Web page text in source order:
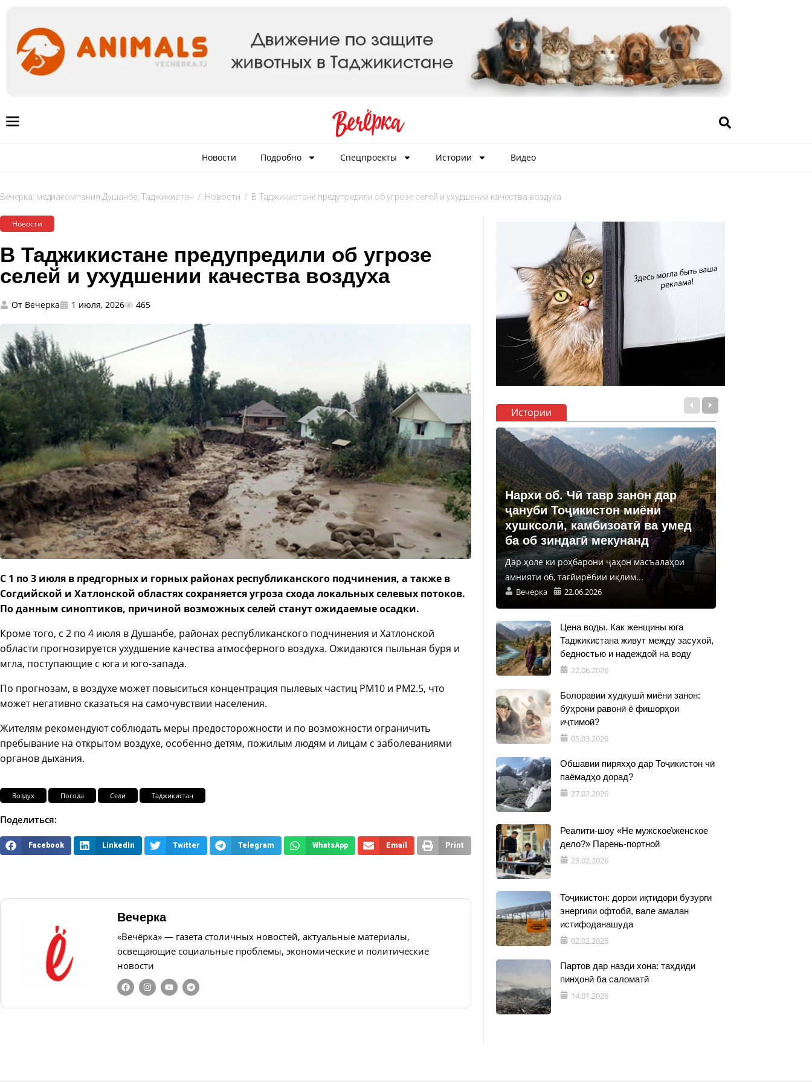
Новости Подробно Спецпроекты Истории Видео
Вечёрка: медиакомпания Душанбе, Таджикистан / Новости / В Таджикистане предупредили об угрозе селей и ухудшении качества воздуха
Новости
В Таджикистане предупредили об угрозе
селей и ухудшении качества воздуха
От Вечерка 1 июля, 2026 465
С 1 по 3 июля в предгорных и горных районах республиканского подчинения, а также в
Согдийской и Хатлонской областях сохраняется угроза схода локальных селевых потоков.
По данным синоптиков, причиной возможных селей станут ожидаемые осадки.
Кроме того, с 2 по 4 июля в Душанбе, районах республиканского подчинения и Хатлонской
области прогнозируется ухудшение качества атмосферного воздуха. Ожидаются пыльная буря и
мгла, поступающие с юга и юго-запада.
По прогнозам, в воздухе может повыситься концентрация пылевых частиц PM10 и PM2.5, что
может негативно сказаться на самочувствии населения.
Жителям рекомендуют соблюдать меры предосторожности и по возможности ограничить
пребывание на открытом воздухе, особенно детям, пожилым людям и лицам с заболеваниями
органов дыхания.
Воздух Погода Сели Таджикистан
Поделиться:
Facebook LinkedIn Twitter Telegram WhatsApp Email Print
Вечерка
«Вечёрка» — газета столичных новостей, актуальные материалы,
освещающие социальные проблемы, экономические и политические
новости
Истории
Нархи об. Чӣ тавр занон дар
ҷануби Тоҷикистон миёни
хушксолӣ, камбизоатӣ ва умед
ба об зиндагӣ мекунанд
Дар ҳоле ки роҳбарони ҷаҳон масъалаҳои
амнияти об, тағйирёбии иқлим...
Вечерка 22.06.2026
Цена воды. Как женщины юга
Таджикистана живут между засухой,
бедностью и надеждой на воду
22.06.2026
Болоравии худкушӣ миёни занон:
бӯҳрони равонӣ ё фишорҳои
иҷтимоӣ?
05.03.2026
Обшавии пиряхҳо дар Тоҷикистон чӣ
паёмадҳо дорад?
27.02.2026
Реалити-шоу «Не мужское\женское
дело?» Парень-портной
23.02.2026
Тоҷикистон: дорои иқтидори бузурги
энергияи офтобӣ, вале амалан
истифоданашуда
02.02.2026
Партов дар назди хона: таҳдиди
пинҳонӣ ба саломатӣ
14.01.2026